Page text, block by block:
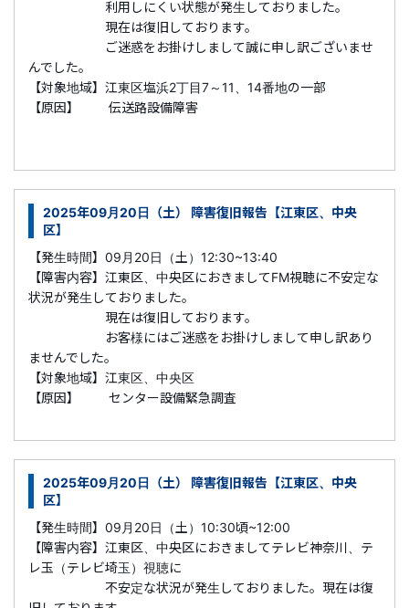
利用しにくい状態が発生しておりました。
現在は復旧しております。
ご迷惑をお掛けしまして誠に申し訳ございませ
んでした。
【対象地域】江東区塩浜2丁目7～11、14番地の一部
【原因】 伝送路設備障害
2025年09月20日（土） 障害復旧報告【江東区、中央
区】
【発生時間】09月20日（土）12:30~13:40
【障害内容】江東区、中央区におきましてFM視聴に不安定な
状況が発生しておりました。
現在は復旧しております。
お客様にはご迷惑をお掛けしまして申し訳あり
ませんでした。
【対象地域】江東区、中央区
【原因】 センター設備緊急調査
2025年09月20日（土） 障害復旧報告【江東区、中央
区】
【発生時間】09月20日（土）10:30頃~12:00
【障害内容】江東区、中央区におきましてテレビ神奈川、テ
レ玉（テレビ埼玉）視聴に
不安定な状況が発生しておりました。現在は復